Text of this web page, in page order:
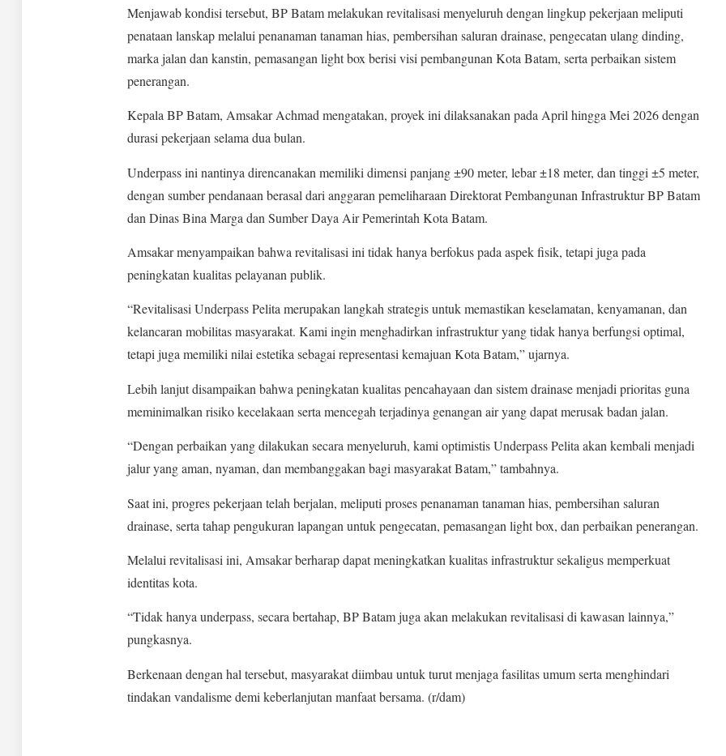
Menjawab kondisi tersebut, BP Batam melakukan revitalisasi menyeluruh dengan lingkup pekerjaan meliputi
penataan lanskap melalui penanaman tanaman hias, pembersihan saluran drainase, pengecatan ulang dinding,
marka jalan dan kanstin, pemasangan light box berisi visi pembangunan Kota Batam, serta perbaikan sistem
penerangan.
Kepala BP Batam, Amsakar Achmad mengatakan, proyek ini dilaksanakan pada April hingga Mei 2026 dengan
durasi pekerjaan selama dua bulan.
Underpass ini nantinya direncanakan memiliki dimensi panjang ±90 meter, lebar ±18 meter, dan tinggi ±5 meter,
dengan sumber pendanaan berasal dari anggaran pemeliharaan Direktorat Pembangunan Infrastruktur BP Batam
dan Dinas Bina Marga dan Sumber Daya Air Pemerintah Kota Batam.
Amsakar menyampaikan bahwa revitalisasi ini tidak hanya berfokus pada aspek fisik, tetapi juga pada
peningkatan kualitas pelayanan publik.
“Revitalisasi Underpass Pelita merupakan langkah strategis untuk memastikan keselamatan, kenyamanan, dan
kelancaran mobilitas masyarakat. Kami ingin menghadirkan infrastruktur yang tidak hanya berfungsi optimal,
tetapi juga memiliki nilai estetika sebagai representasi kemajuan Kota Batam,” ujarnya.
Lebih lanjut disampaikan bahwa peningkatan kualitas pencahayaan dan sistem drainase menjadi prioritas guna
meminimalkan risiko kecelakaan serta mencegah terjadinya genangan air yang dapat merusak badan jalan.
“Dengan perbaikan yang dilakukan secara menyeluruh, kami optimistis Underpass Pelita akan kembali menjadi
jalur yang aman, nyaman, dan membanggakan bagi masyarakat Batam,” tambahnya.
Saat ini, progres pekerjaan telah berjalan, meliputi proses penanaman tanaman hias, pembersihan saluran
drainase, serta tahap pengukuran lapangan untuk pengecatan, pemasangan light box, dan perbaikan penerangan.
Melalui revitalisasi ini, Amsakar berharap dapat meningkatkan kualitas infrastruktur sekaligus memperkuat
identitas kota.
“Tidak hanya underpass, secara bertahap, BP Batam juga akan melakukan revitalisasi di kawasan lainnya,”
pungkasnya.
Berkenaan dengan hal tersebut, masyarakat diimbau untuk turut menjaga fasilitas umum serta menghindari
tindakan vandalisme demi keberlanjutan manfaat bersama. (r/dam)